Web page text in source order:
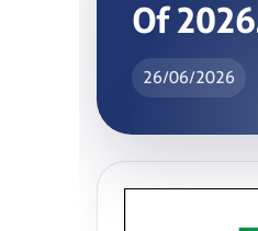
Of
26/06/2026